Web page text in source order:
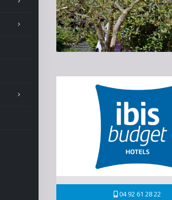
04 92 61 28 22